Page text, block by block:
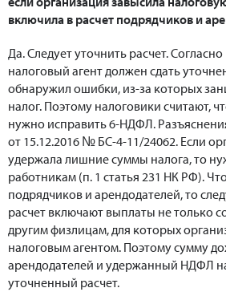
включила в расчет подрядчиков и
Да. Следует уточнить расчет.
налоговый агент должен сдать
обнаружил ошибки, из-за которых
налог. Поэтому налоговики считают,
нужно исправить 6-НДФЛ.
от 15.12.2016 № БС-4-11/24062. Если
удержала лишние суммы налога, то
работникам (п. 1 статья 231 НК РФ).
подрядчиков и арендодателей, то
расчет включают выплаты не только
другим физлицам, для которых
налоговым агентом. Поэтому сумму
арендодателей и удержанный НДФЛ
уточненный расчет.